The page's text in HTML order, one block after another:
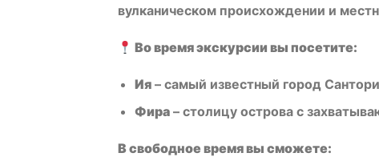
вулканическом происхождении и
Во время экскурсии вы посетите:
Ия– самый известный город
Фира– столицу острова с
В свободное время вы сможете: